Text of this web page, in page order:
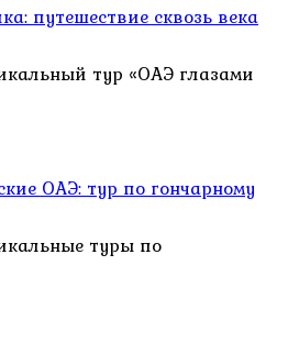
путешествие сквозь века
тур «ОАЭ глазами
ОАЭ: тур по гончарному
туры по